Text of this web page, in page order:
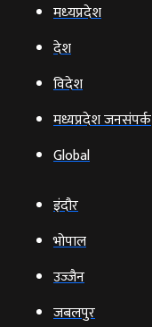
मध्‍यप्रदेश
देश
विदेश
मध्यप्रदेश जनसंपर्क
Global
इंदौर
भोपाल
उज्‍जैन
जबलपुर